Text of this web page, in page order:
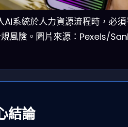
AI系統於人力資源流程時，必
風險。圖片來源：Pexels/
結論